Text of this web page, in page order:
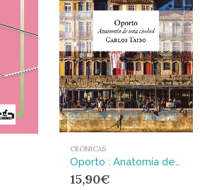
CRÓNICAS
Oporto : Anatomía de una ciudad
15,90€